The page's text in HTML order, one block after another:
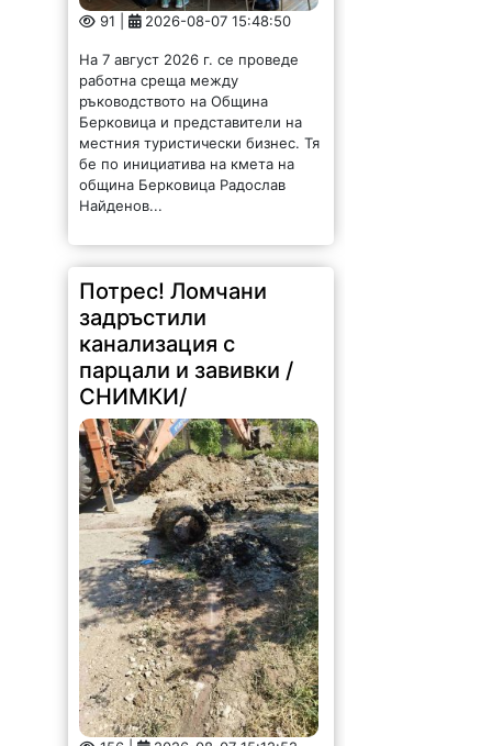
91 | 2026-08-07 15:48:50
На 7 август 2026 г. се проведе
работна среща между
ръководството на Община
Берковица и представители на
местния туристически бизнес. Тя
бе по инициатива на кмета на
община Берковица Радослав
Найденов...
Потрес! Ломчани
задръстили
канализация с
парцали и завивки /
СНИМКИ/
156 | 2026-08-07 15:12:52